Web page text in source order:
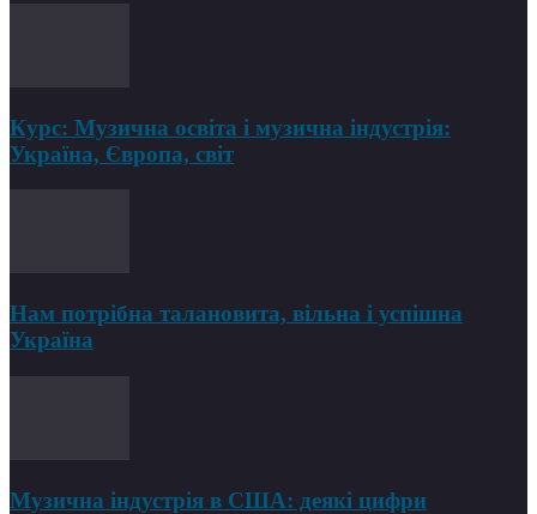
Курс: Музична освіта і музична індустрія:
Україна, Європа, світ
Нам потрібна талановита, вільна і успішна
Україна
Музична індустрія в США: деякі цифри